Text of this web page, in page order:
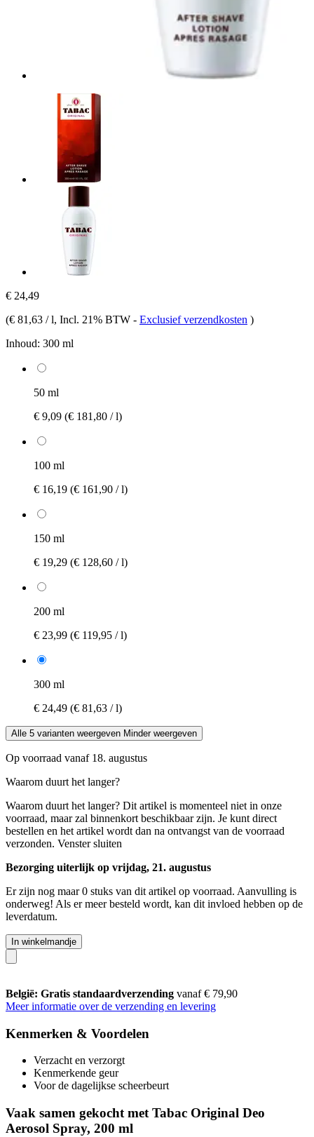
€ 24,49
(€ 81,63 / l, Incl. 21% BTW - Exclusief verzendkosten )
Inhoud: 300 ml
50 ml
€ 9,09 (€ 181,80 / l)
100 ml
€ 16,19 (€ 161,90 / l)
150 ml
€ 19,29 (€ 128,60 / l)
200 ml
€ 23,99 (€ 119,95 / l)
300 ml
€ 24,49 (€ 81,63 / l)
Alle 5 varianten weergeven Minder weergeven
Op voorraad vanaf 18. augustus
Waarom duurt het langer?
Waarom duurt het langer? Dit artikel is momenteel niet in onze
voorraad, maar zal binnenkort beschikbaar zijn. Je kunt direct
bestellen en het artikel wordt dan na ontvangst van de voorraad
verzonden. Venster sluiten
Bezorging uiterlijk op vrijdag, 21. augustus
Er zijn nog maar 0 stuks van dit artikel op voorraad. Aanvulling is
onderweg! Als er meer besteld wordt, kan dit invloed hebben op de
leverdatum.
In winkelmandje
België: Gratis standaardverzending vanaf € 79,90
Meer informatie over de verzending en levering
Kenmerken & Voordelen
Verzacht en verzorgt
Kenmerkende geur
Voor de dagelijkse scheerbeurt
Vaak samen gekocht met Tabac Original Deo
Aerosol Spray, 200 ml